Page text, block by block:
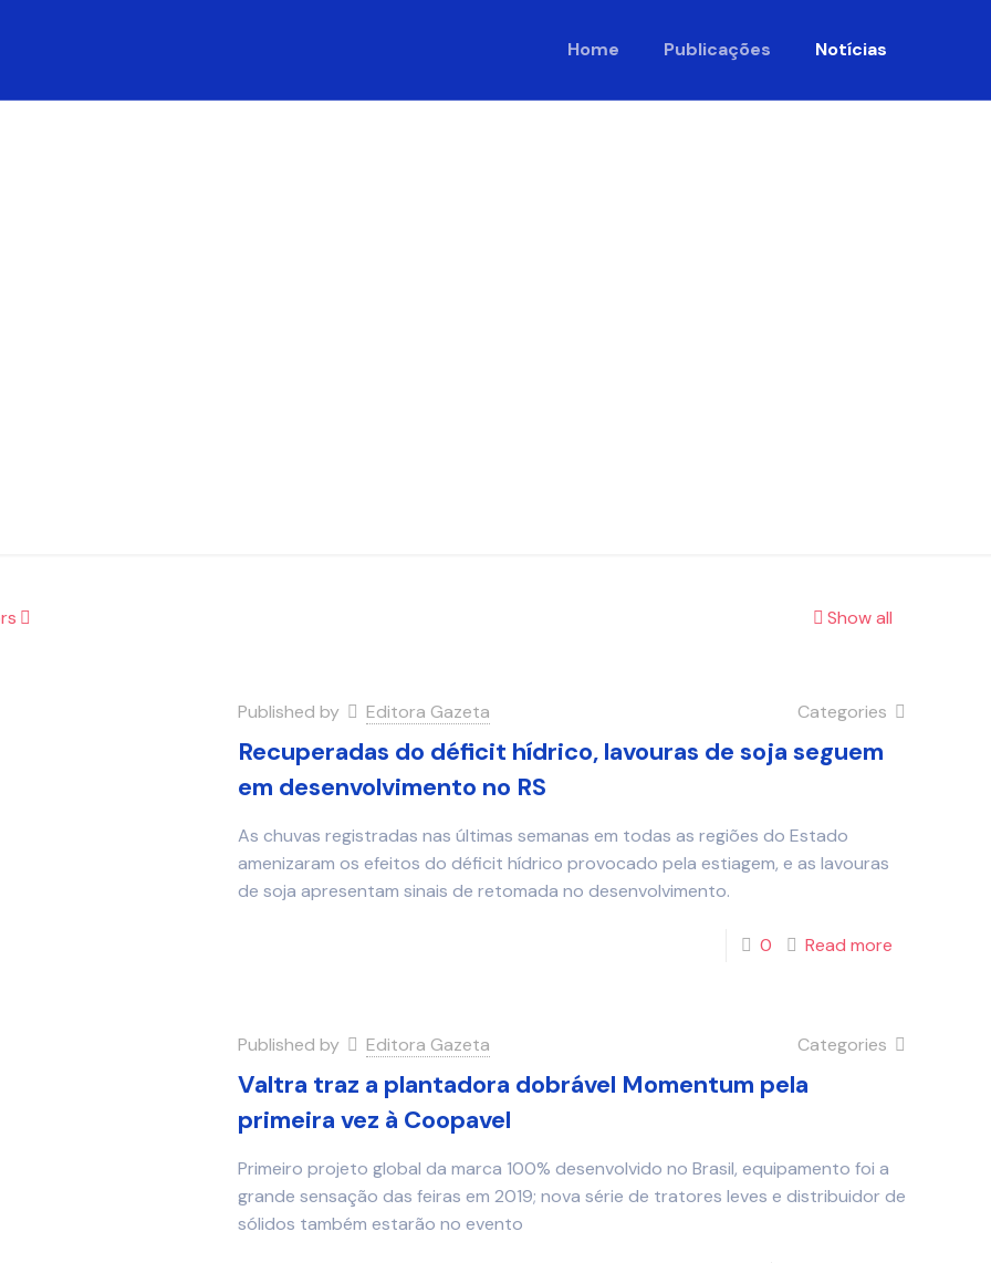
Home Publicações Notícias
Show all
Published by Editora Gazeta Categories
Recuperadas do déficit hídrico, lavouras de soja seguem
em desenvolvimento no RS
As chuvas registradas nas últimas semanas em todas as regiões do Estado
amenizaram os efeitos do déficit hídrico provocado pela estiagem, e as lavouras
de soja apresentam sinais de retomada no desenvolvimento.
0 Read more
Published by Editora Gazeta Categories
Valtra traz a plantadora dobrável Momentum pela
primeira vez à Coopavel
Primeiro projeto global da marca 100% desenvolvido no Brasil, equipamento foi a
grande sensação das feiras em 2019; nova série de tratores leves e distribuidor de
sólidos também estarão no evento